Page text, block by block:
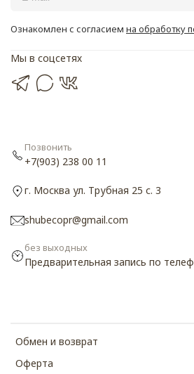
Ознакомлен с согласием на обработку
Мы в соцсетях
Обмен и возврат
Оферта
Позвонить
+7(903) 238 00 11
г. Москва ул. Трубная 25 с. 3
shubecopr@gmail.com
без выходных
Предварительная запись по